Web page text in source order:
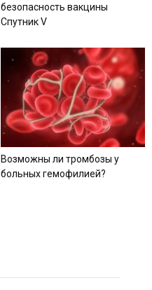
безопасность вакцины
Спутник V
Возможны ли тромбозы у
больных гемофилией?